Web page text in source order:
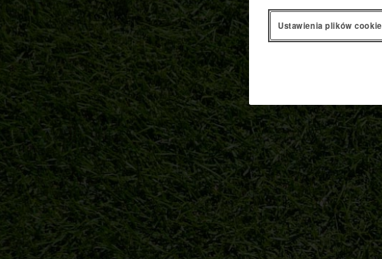
Ustawienia plików cookie